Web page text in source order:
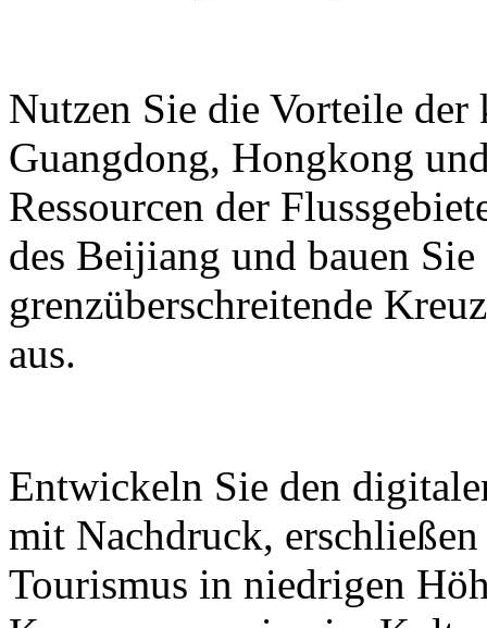
Nutzen Sie die Vorteile der
Guangdong, Hongkong
Ressourcen der
des Beijiang und bauen
grenzüberschreitende
aus.
Entwickeln Sie den
mit Nachdruck,
Tourismus in niedrigen